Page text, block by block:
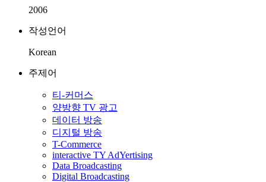
2006
작성언어
Korean
주제어
티-커머스
양방향 TV 광고
데이터 방송
디지털 방송
T-Commerce
interactive TY AdYertising
Data Broadcasting
Digital Broadcasting